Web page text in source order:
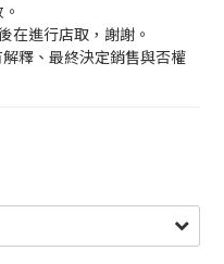
在進行店取，謝謝。
釋、最終決定銷售與否權